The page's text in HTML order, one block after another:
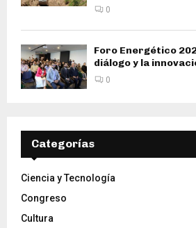
0
Foro Energético
diálogo y la
0
Categorías
Ciencia y Tecnología
Congreso
Cultura